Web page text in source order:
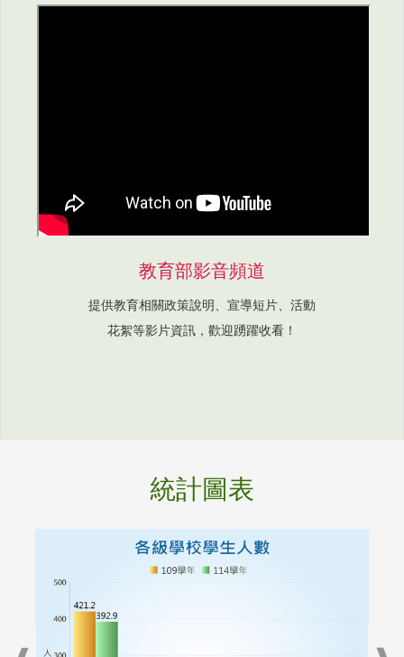
教育部影音頻道
提供教育相關政策說明、宣導短片、活動
花絮等影片資訊，歡迎踴躍收看！
統計圖表